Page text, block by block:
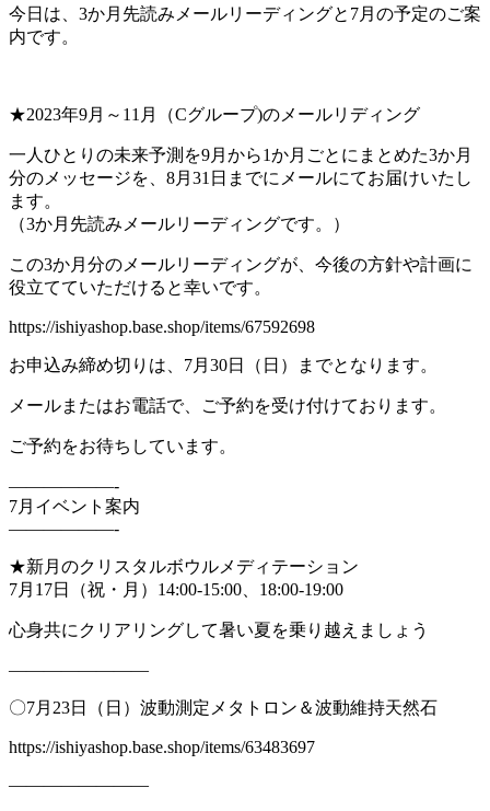
今日は、3か月先読みメールリーディングと7月の予定のご案
内です。
★2023年9月～11月（Cグループ)のメールリディング
一人ひとりの未来予測を9月から1か月ごとにまとめた3か月
分のメッセージを、8月31日までにメールにてお届けいたし
ます。
（3か月先読みメールリーディングです。）
この3か月分のメールリーディングが、今後の方針や計画に
役立てていただけると幸いです。
https://ishiyashop.base.shop/items/67592698
お申込み締め切りは、7月30日（日）までとなります。
メールまたはお電話で、ご予約を受け付けております。
ご予約をお待ちしています。
——————-
7月イベント案内
——————-
★新月のクリスタルボウルメディテーション
7月17日（祝・月）14:00-15:00、18:00-19:00
心身共にクリアリングして暑い夏を乗り越えましょう
————————
〇7月23日（日）波動測定メタトロン＆波動維持天然石
https://ishiyashop.base.shop/items/63483697
————————